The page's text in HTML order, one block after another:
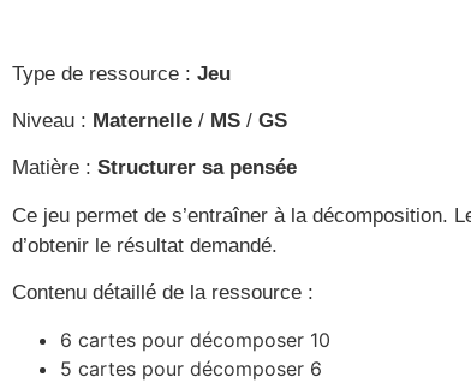
Type de ressource : Jeu
Niveau : Maternelle / MS / GS
Matière : Structurer sa pensée
Ce jeu permet de s’entraîner à la décomposition.
d’obtenir le résultat demandé.
Contenu détaillé de la ressource :
6 cartes pour décomposer 10
5 cartes pour décomposer 6